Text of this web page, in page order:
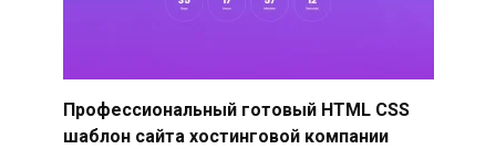
Профессиональный готовый HTML CSS
шаблон сайта хостинговой компании